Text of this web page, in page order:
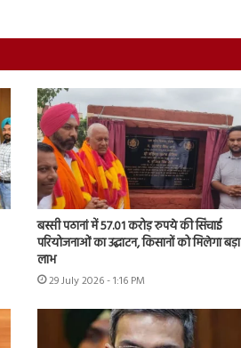
बस्सी पठानां में 57.01 करोड़ रुपये की सिंचाई
परियोजनाओं का उद्घाटन, किसानों को मिलेगा बड़ा
लाभ
29 July 2026 - 1:16 PM